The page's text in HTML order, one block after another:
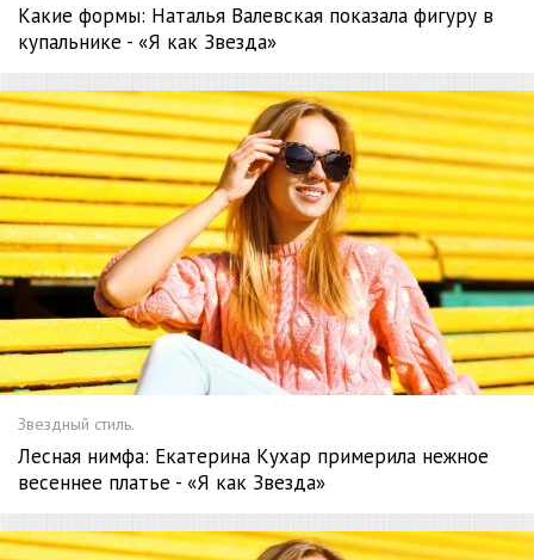
Какие формы: Наталья Валевская показала фигуру в
купальнике - «Я как Звезда»
Звездный стиль.
Лесная нимфа: Екатерина Кухар примерила нежное
весеннее платье - «Я как Звезда»